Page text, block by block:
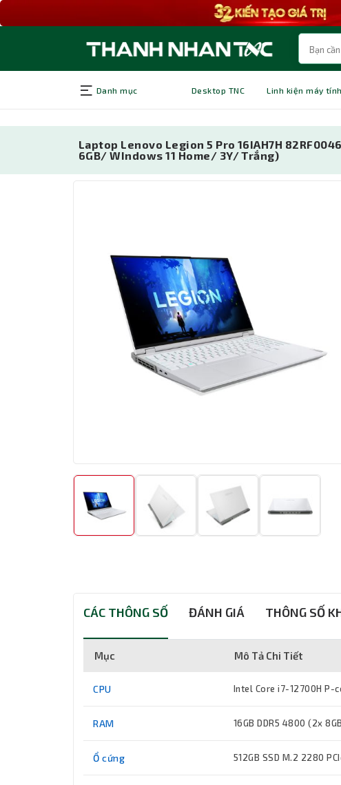
Danh mục Desktop TNC Linh kiện máy tính
Laptop Lenovo Legion 5 Pro 16IAH7H
6GB/ WIndows 11 Home/ 3Y/ Trắng)
CÁC THÔNG SỐ ĐÁNH GIÁ THÔNG SỐ
Mục Mô Tả Chi Tiết
CPU Intel Core i7-12700H P-
RAM 16GB DDR5 4800 (2x
Ổ cứng 512GB SSD M.2 2280